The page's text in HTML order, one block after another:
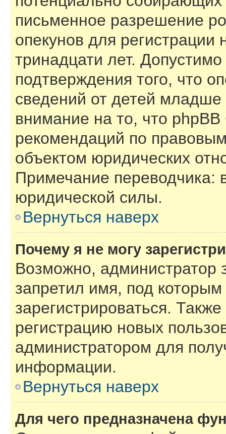
письменное разрешение
опекунов для
тринадцати лет.
подтверждения того, что
сведений от детей младше
внимание на то, что
рекомендаций по
объектом юридических
Примечание переводчика:
юридической силы.
Вернуться наверх
Почему я не могу
Возможно, администратор
запретил имя, под
зарегистрироваться.
регистрацию новых
администратором для
информации.
Вернуться наверх
Для чего предназначена